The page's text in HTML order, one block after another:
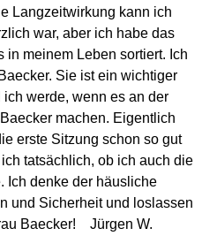
Langzeitwirkung kann ich
war, aber ich habe das
in meinem Leben sortiert. Ich
Sie ist ein wichtiger
werde, wenn es an der
machen. Eigentlich
erste Sitzung schon so gut
tatsächlich, ob ich auch die
Ich denke der häusliche
und Sicherheit und loslassen
Baecker! Jürgen W.